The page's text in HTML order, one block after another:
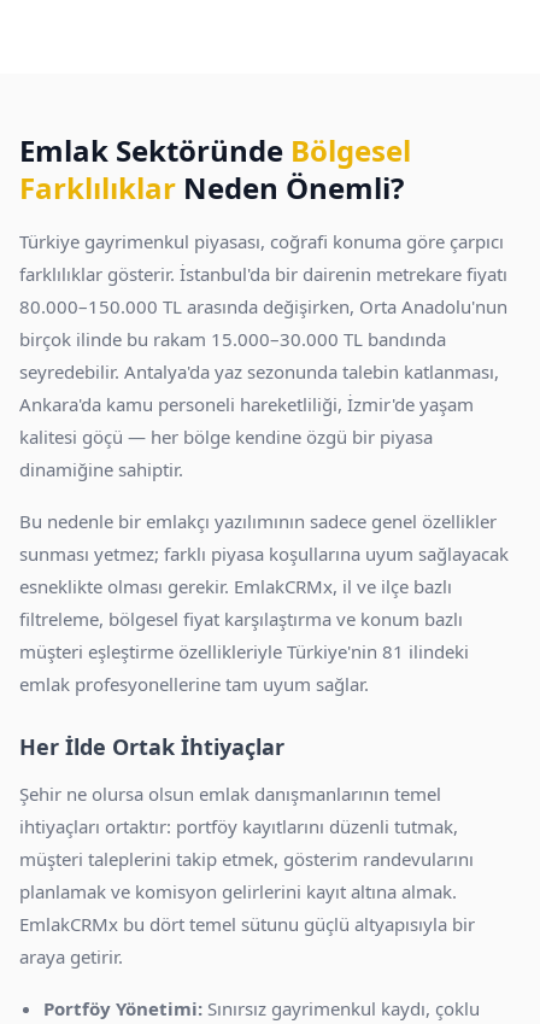
Emlak Sektöründe Bölgesel
Farklılıklar Neden Önemli?
Türkiye gayrimenkul piyasası, coğrafi konuma göre çarpıcı
farklılıklar gösterir. İstanbul'da bir dairenin metrekare fiyatı
80.000–150.000 TL arasında değişirken, Orta Anadolu'nun
birçok ilinde bu rakam 15.000–30.000 TL bandında
seyredebilir. Antalya'da yaz sezonunda talebin katlanması,
Ankara'da kamu personeli hareketliliği, İzmir'de yaşam
kalitesi göçü — her bölge kendine özgü bir piyasa
dinamiğine sahiptir.
Bu nedenle bir emlakçı yazılımının sadece genel özellikler
sunması yetmez; farklı piyasa koşullarına uyum sağlayacak
esneklikte olması gerekir. EmlakCRMx, il ve ilçe bazlı
filtreleme, bölgesel fiyat karşılaştırma ve konum bazlı
müşteri eşleştirme özellikleriyle Türkiye'nin 81 ilindeki
emlak profesyonellerine tam uyum sağlar.
Her İlde Ortak İhtiyaçlar
Şehir ne olursa olsun emlak danışmanlarının temel
ihtiyaçları ortaktır: portföy kayıtlarını düzenli tutmak,
müşteri taleplerini takip etmek, gösterim randevularını
planlamak ve komisyon gelirlerini kayıt altına almak.
EmlakCRMx bu dört temel sütunu güçlü altyapısıyla bir
araya getirir.
Portföy Yönetimi: Sınırsız gayrimenkul kaydı, çoklu